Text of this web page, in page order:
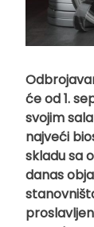
će od 1.
svojim
najveći
skladu sa
danas